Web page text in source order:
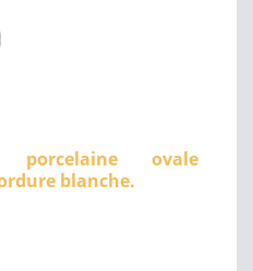
porcelaine ovale
blanche.